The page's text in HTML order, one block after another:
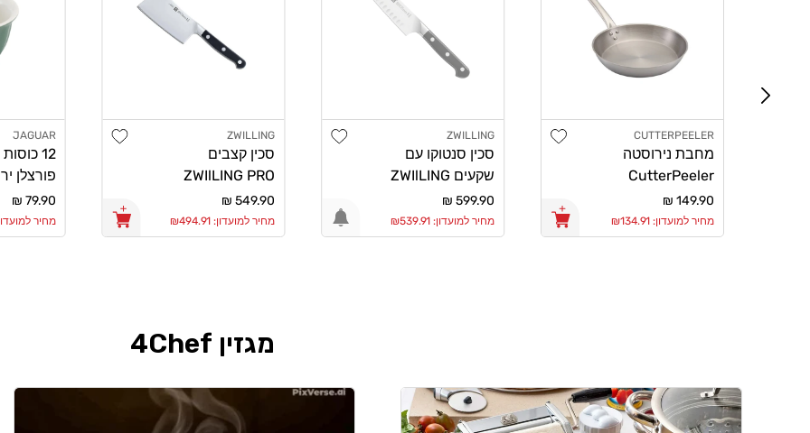
מוֹכֵר:
CUTTERPEELER
מחבת נירוסטה
CutterPeeler
20cm
מחיר
רגיל
149.90 ₪
מחיר למועדון: ₪134.91
Add wishlist
מוֹכֵר:
ZWILLING
סכין סנטוקו עם
שקעים ZWIlLING
PRO 14cm
מחיר
רגיל
599.90 ₪
מחיר למועדון: ₪539.91
Add wishlist
מוֹכֵר:
ZWILLING
סכין קצבים
ZWIlLING PRO
12cm
מחיר
רגיל
549.90 ₪
מחיר למועדון: ₪494.91
Add wishlist
מוֹכֵר:
JAGUAR
12
פורצלן
Jaguar
מחיר
רגיל
79.90 ₪
מחיר למועדון:
מגזין 4Chef